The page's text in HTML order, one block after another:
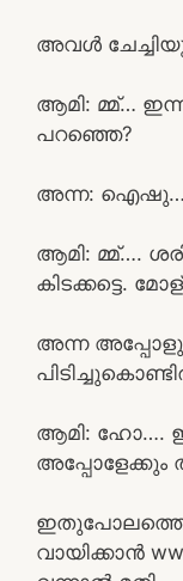
അവൾ
ആമി: മ്മ്…
പറഞ്ഞെ?
അന്ന:
ആമി: മ്മ്….
കിടക്കട്ടെ.
അന്ന അപ്പോളും
ആമി: ഹോ….
അപ്പോളേക്കും
ഇതുപോലത്തെ
വായിക്കാൻ